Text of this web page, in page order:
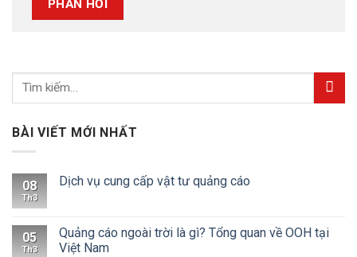
BÀI VIẾT MỚI NHẤT
08
Th3
Dịch vụ cung cấp vật tư quảng cáo
05
Th3
Quảng cáo ngoài trời là gì? Tổng quan về OOH tại
Việt Nam